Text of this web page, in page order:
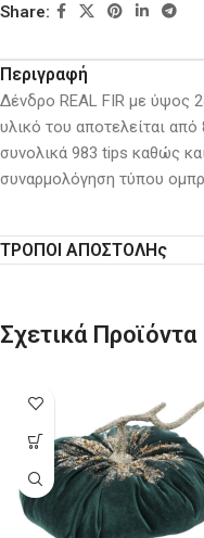
Share:
Περιγραφή
Δένδρο REAL FIR με ύψος
υλικό του αποτελείται
συνολικά 983 tips καθώς
συναρμολόγηση τύπου
ΤΡΟΠΟΙ ΑΠΟΣΤΟΛΗς
Σχετικά Προϊόντα